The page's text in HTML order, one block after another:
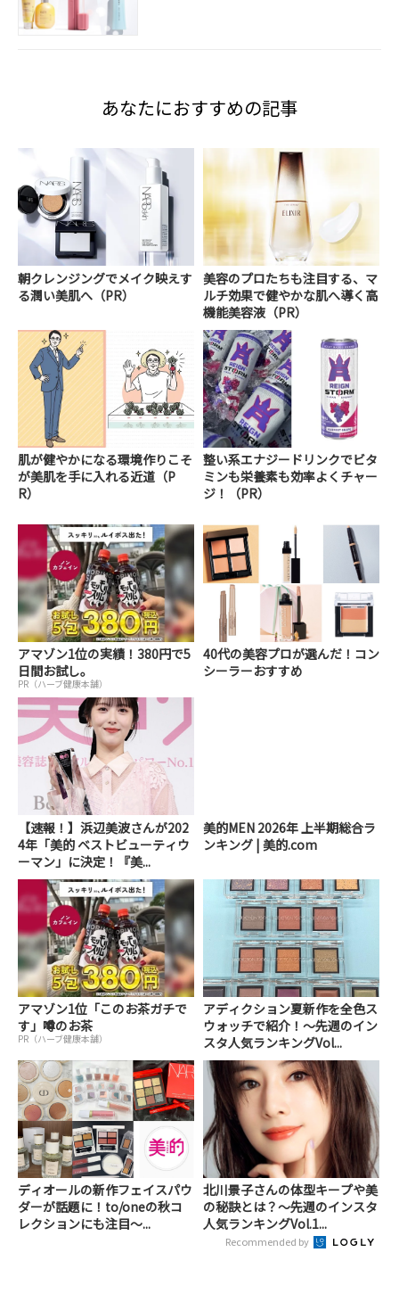
あなたにおすすめの記事
朝クレンジングでメイク映えす
る潤い美肌へ（PR）
美容のプロたちも注目する、マ
ルチ効果で健やかな肌へ導く高
機能美容液（PR）
肌が健やかになる環境作りこそ
が美肌を手に入れる近道（P
R）
整い系エナジードリンクでビタ
ミンも栄養素も効率よくチャー
ジ！（PR）
アマゾン1位の実績！380円で5
日間お試し。
PR（ハーブ健康本舗）
40代の美容プロが選んだ！コン
シーラーおすすめ
【速報！】浜辺美波さんが202
4年「美的 ベストビューティウ
ーマン」に決定！『美...
美的MEN 2026年 上半期総合ラ
ンキング | 美的.com
アマゾン1位「このお茶ガチで
す」噂のお茶
PR（ハーブ健康本舗）
アディクション夏新作を全色ス
ウォッチで紹介！～先週のイン
スタ人気ランキングVol...
ディオールの新作フェイスパウ
ダーが話題に！to/oneの秋コ
レクションにも注目～...
北川景子さんの体型キープや美
の秘訣とは？～先週のインスタ
人気ランキングVol.1...
Recommended by